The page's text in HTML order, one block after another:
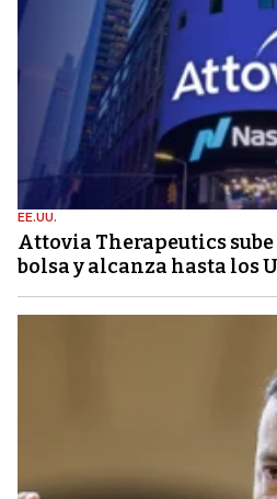
EE.UU.
Attovia Therapeutics sube
bolsa y alcanza hasta los